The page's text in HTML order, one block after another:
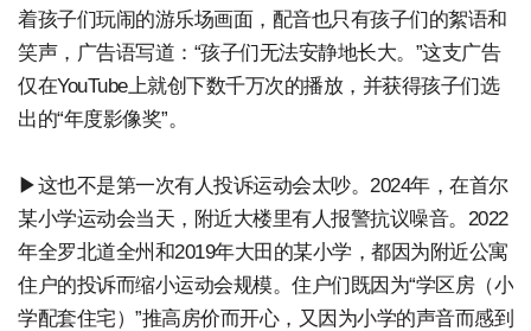
着孩子们玩闹的游乐场画面，配音也只有孩子们的絮语和
笑声，广告语写道：“孩子们无法安静地长大。”这支广告
仅在YouTube上就创下数千万次的播放，并获得孩子们选
出的“年度影像奖”。
▶这也不是第一次有人投诉运动会太吵。2024年，在首尔
某小学运动会当天，附近大楼里有人报警抗议噪音。2022
年全罗北道全州和2019年大田的某小学，都因为附近公寓
住户的投诉而缩小运动会规模。住户们既因为“学区房（小
学配套住宅）”推高房价而开心，又因为小学的声音而感到